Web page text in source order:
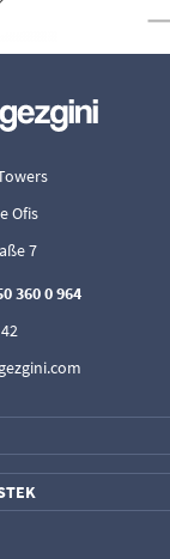
Ofis
7
360 0 964